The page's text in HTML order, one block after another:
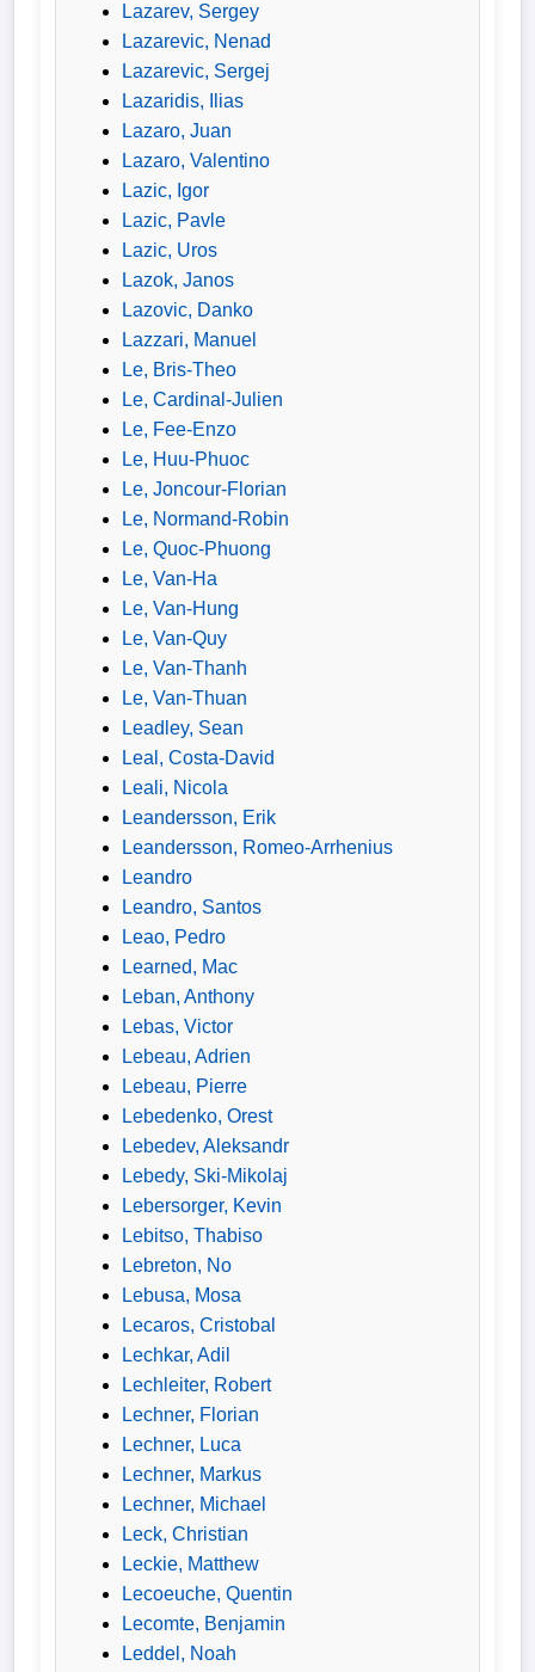
Lazarev, Sergey
Lazarevic, Nenad
Lazarevic, Sergej
Lazaridis, Ilias
Lazaro, Juan
Lazaro, Valentino
Lazic, Igor
Lazic, Pavle
Lazic, Uros
Lazok, Janos
Lazovic, Danko
Lazzari, Manuel
Le, Bris-Theo
Le, Cardinal-Julien
Le, Fee-Enzo
Le, Huu-Phuoc
Le, Joncour-Florian
Le, Normand-Robin
Le, Quoc-Phuong
Le, Van-Ha
Le, Van-Hung
Le, Van-Quy
Le, Van-Thanh
Le, Van-Thuan
Leadley, Sean
Leal, Costa-David
Leali, Nicola
Leandersson, Erik
Leandersson, Romeo-Arrhenius
Leandro
Leandro, Santos
Leao, Pedro
Learned, Mac
Leban, Anthony
Lebas, Victor
Lebeau, Adrien
Lebeau, Pierre
Lebedenko, Orest
Lebedev, Aleksandr
Lebedy, Ski-Mikolaj
Lebersorger, Kevin
Lebitso, Thabiso
Lebreton, No
Lebusa, Mosa
Lecaros, Cristobal
Lechkar, Adil
Lechleiter, Robert
Lechner, Florian
Lechner, Luca
Lechner, Markus
Lechner, Michael
Leck, Christian
Leckie, Matthew
Lecoeuche, Quentin
Lecomte, Benjamin
Leddel, Noah